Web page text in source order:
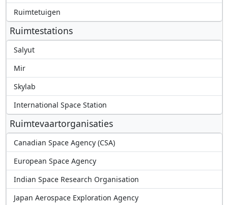
Ruimtetuigen
Ruimtestations
Salyut
Mir
Skylab
International Space Station
Ruimtevaartorganisaties
Canadian Space Agency (CSA)
European Space Agency
Indian Space Research Organisation
Japan Aerospace Exploration Agency